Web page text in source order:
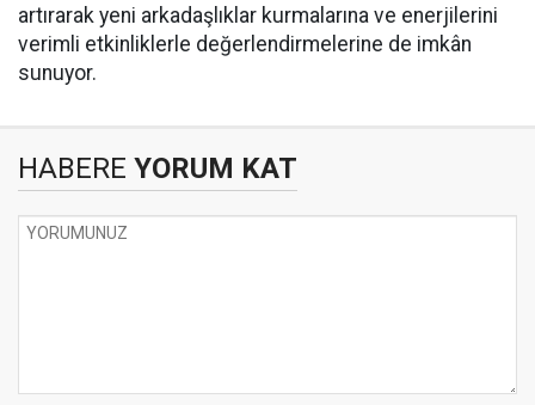
artırarak yeni arkadaşlıklar kurmalarına ve enerjilerini
verimli etkinliklerle değerlendirmelerine de imkân
sunuyor.
HABERE YORUM KAT